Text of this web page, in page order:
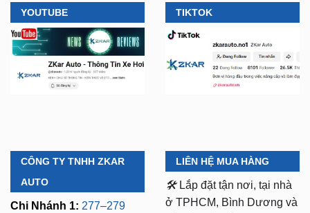
YOUTUBE TIKTOK
CÔNG TY TNHH ZKAR
AUTO
Chi Nhánh 1: 277–279
LIÊN HỆ MUA HÀNG
🛠️ Lắp đặt tận nơi, tại nhà
ở TPHCM, Bình Dương và